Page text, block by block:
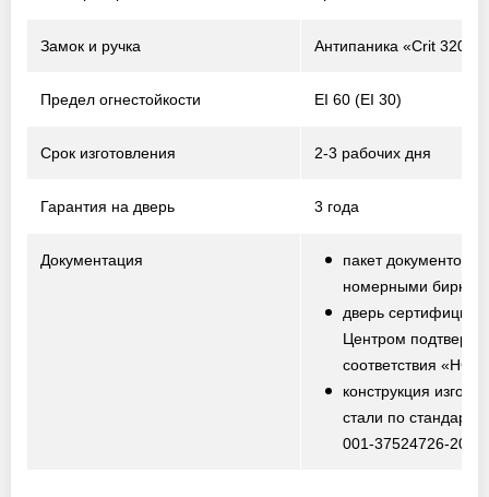
Замок и ручка Антипаника «Crit 320-
Предел огнестойкости EI 60 (EI 30)
Срок изготовления 2-3 рабочих дня
Гарантия на дверь 3 года
Документация
пакет документов с
номерными
дверь
Центром
соответствия
конструкция
стали по
001-37524726-2012